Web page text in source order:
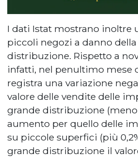
I dati Istat mostrano inoltre
piccoli negozi a danno
distribuzione. Rispetto a
infatti, nel penultimo mese
registra una variazione
valore delle vendite delle
grande distribuzione (meno
aumento per quello delle
su piccole superfici (più
grande distribuzione il